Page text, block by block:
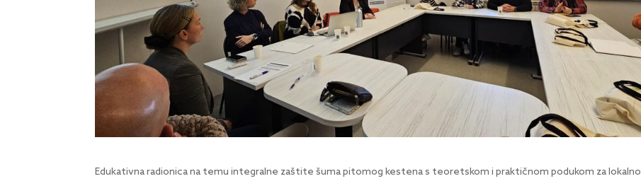
Edukativna radionica na temu integralne zaštite šuma pitomog kestena s teoretskom i praktičnom podukom za lokalno